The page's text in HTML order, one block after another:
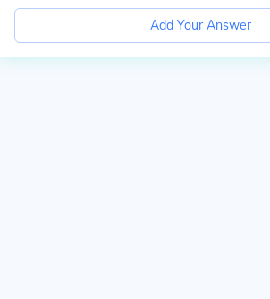
Add Your Answer